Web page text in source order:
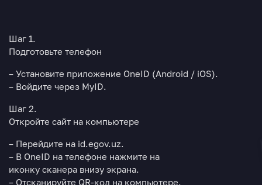
Шаг 1.
Подготовьте телефон
– Установите приложение OneID (Android / iOS).
– Войдите через MyID.
Шаг 2.
Откройте сайт на компьютере
– Перейдите на id.egov.uz.
– В OneID на телефоне нажмите на
иконку сканера внизу экрана.
– Отсканируйте QR-код на компьютере.